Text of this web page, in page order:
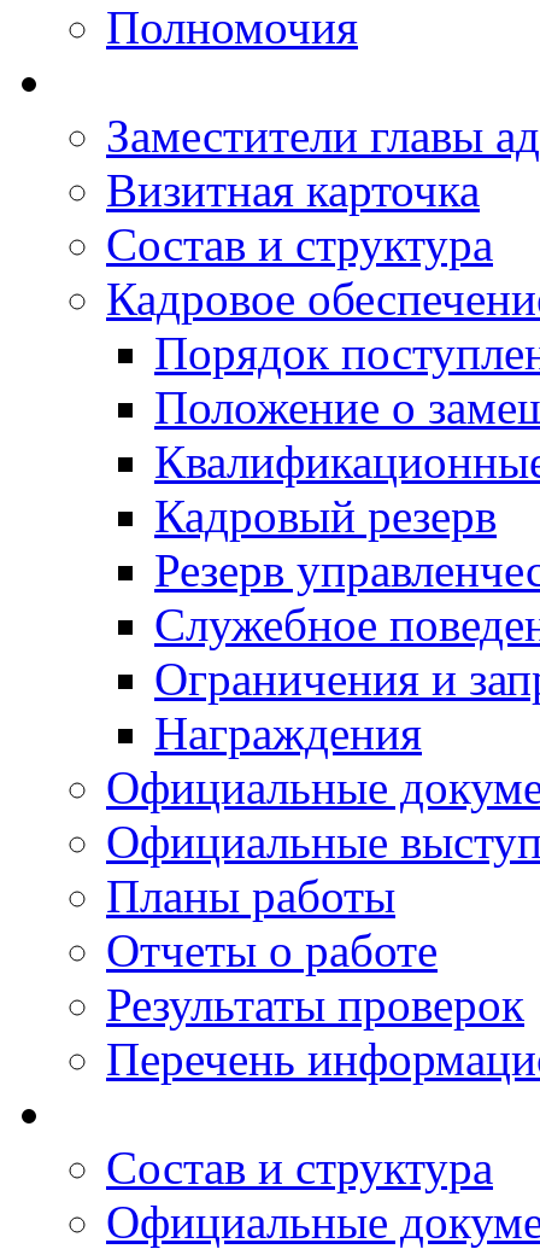
Полномочия
Заместители главы
Визитная карточка
Состав и структура
Кадровое
Порядок
Положение о
Кадровый резерв
Резерв
Служебное
Ограничения и
Награждения
Официальные
Официальные
Планы работы
Отчеты о работе
Результаты проверок
Перечень
Состав и структура
Официальные